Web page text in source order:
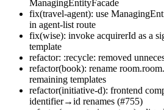
ManagingEntityFacade
fix(travel-agent): use
in agent-list route
fix(wise): invoke acquirerId as a
template
refactor: :recycle: removed
refactor(book): rename
remaining templates
refactor(initiative-d): frontend
identifier→id renames (#755)